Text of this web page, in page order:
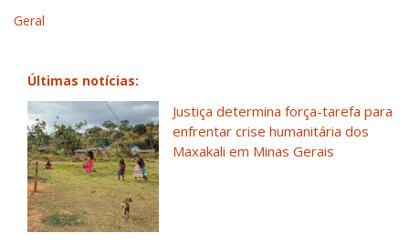
Geral
Últimas notícias:
Justiça determina força-tarefa para
enfrentar crise humanitária dos
Maxakali em Minas Gerais